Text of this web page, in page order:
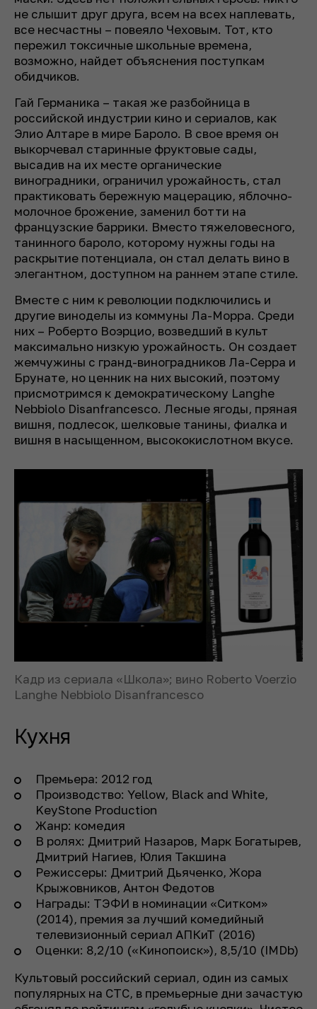
не слышит друг друга, всем на всех наплевать,
все несчастны – повеяло Чеховым. Тот, кто
пережил токсичные школьные времена,
возможно, найдет объяснения поступкам
обидчиков.
Гай Германика – такая же разбойница в
российской индустрии кино и сериалов, как
Элио Алтаре в мире Бароло. В свое время он
выкорчевал старинные фруктовые сады,
высадив на их месте органические
виноградники, ограничил урожайность, стал
практиковать бережную мацерацию, яблочно-
молочное брожение, заменил ботти на
французские баррики. Вместо тяжеловесного,
танинного бароло, которому нужны годы на
раскрытие потенциала, он стал делать вино в
элегантном, доступном на раннем этапе стиле.
Вместе с ним к революции подключились и
другие виноделы из коммуны Ла-Морра. Среди
них – Роберто Воэрцио, возведший в культ
максимально низкую урожайность. Он создает
жемчужины с гранд-виноградников Ла-Серра и
Брунате, но ценник на них высокий, поэтому
присмотримся к демократическому Langhe
Nebbiolo Disanfrancesco. Лесные ягоды, пряная
вишня, подлесок, шелковые танины, фиалка и
вишня в насыщенном, высококислотном вкусе.
Кадр из сериала «Школа»; вино Roberto Voerzio
Langhe Nebbiolo Disanfrancesco
Кухня
Премьера: 2012 год
Производство: Yellow, Black and White,
KeyStone Production
Жанр: комедия
В ролях: Дмитрий Назаров, Марк Богатырев,
Дмитрий Нагиев, Юлия Такшина
Режиссеры: Дмитрий Дьяченко, Жора
Крыжовников, Антон Федотов
Награды: ТЭФИ в номинации «Ситком»
(2014), премия за лучший комедийный
телевизионный сериал АПКиТ (2016)
Оценки: 8,2/10 («Кинопоиск»), 8,5/10 (IMDb)
Культовый российский сериал, один из самых
популярных на СТС, в премьерные дни зачастую